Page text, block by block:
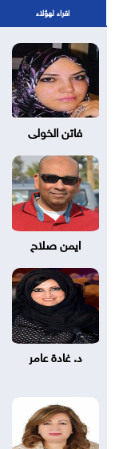
اقراء لهؤلاء
فاتن الخولى
ايمن صلاح
د. غادة عامر